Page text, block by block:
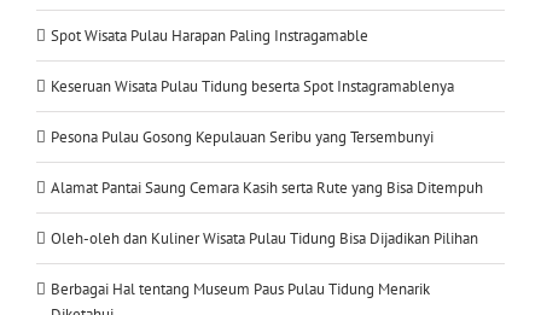
Spot Wisata Pulau Harapan Paling Instragamable
Keseruan Wisata Pulau Tidung beserta Spot Instagramablenya
Pesona Pulau Gosong Kepulauan Seribu yang Tersembunyi
Alamat Pantai Saung Cemara Kasih serta Rute yang Bisa Ditempuh
Oleh-oleh dan Kuliner Wisata Pulau Tidung Bisa Dijadikan Pilihan
Berbagai Hal tentang Museum Paus Pulau Tidung Menarik